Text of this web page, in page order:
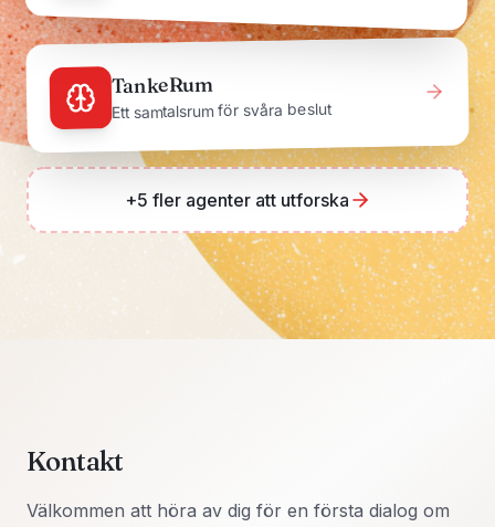
TankeRum
Ett samtalsrum för svåra beslut
+5 fler agenter att utforska
Kontakt
Välkommen att höra av dig för en första dialog om